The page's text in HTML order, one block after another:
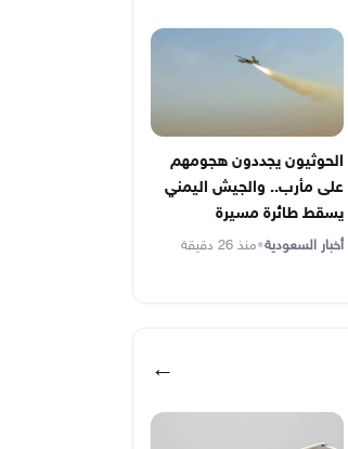
الحوثيون يجددون هجومهم
على مأرب.. والجيش اليمني
يسقط طائرة مسيرة
أخبار السعودية•منذ 26 دقيقة
←